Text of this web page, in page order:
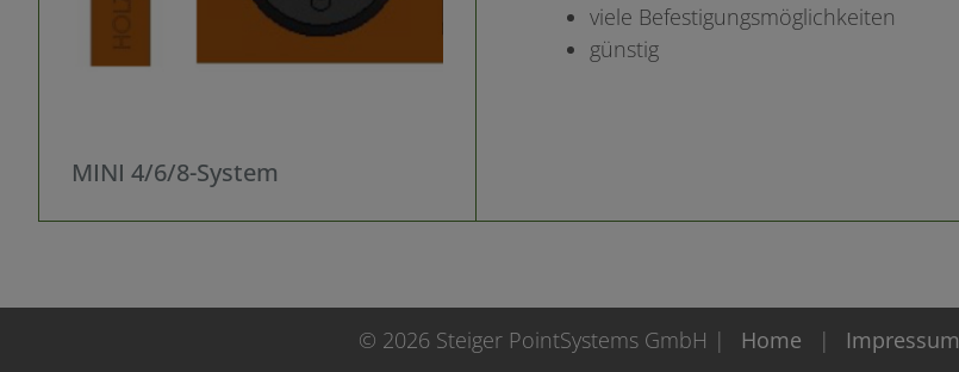
MINI 4/6/8-System
viele Befestigungsmöglichkeiten
günstig
© 2026 Steiger PointSystems GmbH Home Impressum